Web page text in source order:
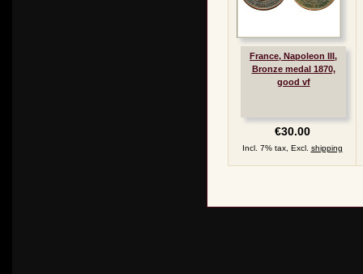
France, Napoleon III,
Bronze medal 1870,
good vf
€30.00
Incl. 7% tax, Excl. shipping